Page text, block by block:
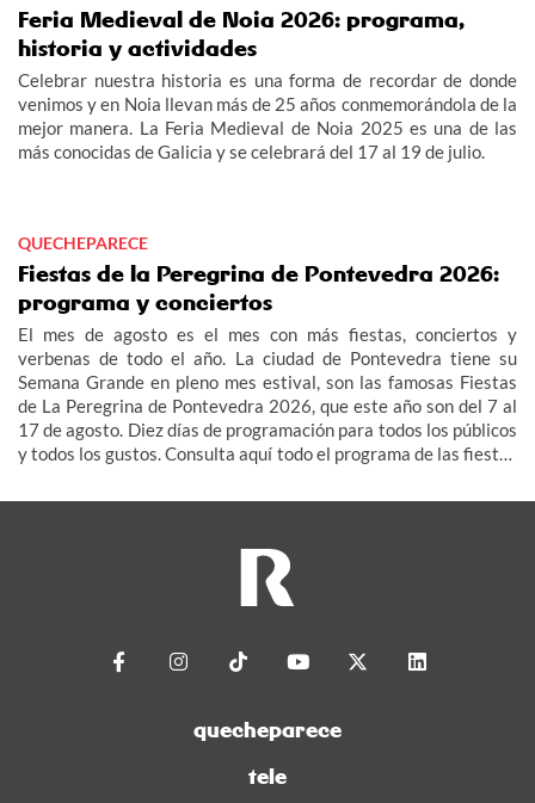
Feria Medieval de Noia 2026: programa,
historia y actividades
Celebrar nuestra historia es una forma de recordar de donde
venimos y en Noia llevan más de 25 años conmemorándola de la
mejor manera. La Feria Medieval de Noia 2025 es una de las
más conocidas de Galicia y se celebrará del 17 al 19 de julio.
QUECHEPARECE
Fiestas de la Peregrina de Pontevedra 2026:
programa y conciertos
El mes de agosto es el mes con más fiestas, conciertos y
verbenas de todo el año. La ciudad de Pontevedra tiene su
Semana Grande en pleno mes estival, son las famosas Fiestas
de La Peregrina de Pontevedra 2026, que este año son del 7 al
17 de agosto. Diez días de programación para todos los públicos
y todos los gustos. Consulta aquí todo el programa de las fiestas
horarios, los conciertos...
quecheparece
tele